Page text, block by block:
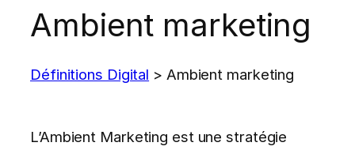
Ambient marketing
Définitions Digital > Ambient marketing
L’Ambient Marketing est une stratégie